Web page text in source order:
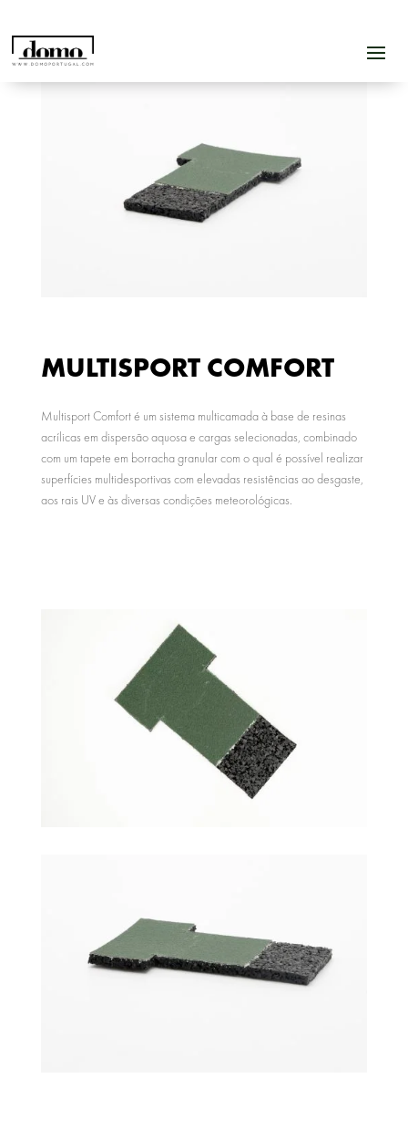
MULTISPORT COMFORT
Multisport Comfort é um sistema multicamada à base de resinas
acrílicas em dispersão aquosa e cargas selecionadas, combinado
com um tapete em borracha granular com o qual é possível realizar
superfícies multidesportivas com elevadas resistências ao desgaste,
aos rais UV e às diversas condições meteorológicas.